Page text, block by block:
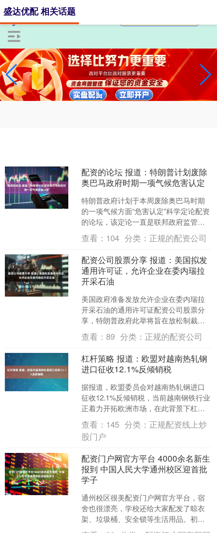
盛达优配 相关话题
配资的论坛 报道：特朗普计划废除
奥巴马政府时期一项气候危害认定
特朗普政府计划于本周废除奥巴马时期
的一项气候方面“危害认定”科学定论配资
的论坛，该定论一直是联邦政府监管温
室气体的法律依据。此举标志着美国迄
今为止影响最深远的气....
查看： 104 分类： 正规的配资公司
配资公司股票分享 报道：美国拟发
通用许可证，允许企业在委内瑞拉
开采石油
美国政府准备发放允许企业在委内瑞拉
开采石油的通用许可证配资公司股票分
享，特朗普政府此举将旨在放松制裁并
重振委内瑞拉长期低迷的能源产业。彭
博援引知情人士报道称，美....
查看：89 分类： 正规的配资公司
杠杆策略 报道：欧盟对越南热轧钢
进口征收12.1%反倾销税
据报道，欧盟委员会对越南热轧钢进口
征收12.1%反倾销税，当前越南钢铁行业
正着力开拓欧洲市场，在此背景下杠杆
策略，欧盟委员会出台了上述征税措
施。 据悉，该决议豁....
查看： 145 分类： 正规配资线上炒
股门户
配资门户网官方平台 4000余名新生
报到 中国人民大学通州校区迎首批
学子
通州校区很美配资门户网官方平台，宿
舍也很漂亮，学校还给大家配发了晾衣
架、垃圾桶、安全锁等生活用品。初次
来到新校区，中国人民大学社会学院